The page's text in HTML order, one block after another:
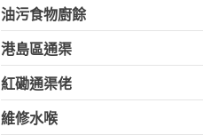
油污食物廚餘
港島區通渠
紅磡通渠佬
維修水喉